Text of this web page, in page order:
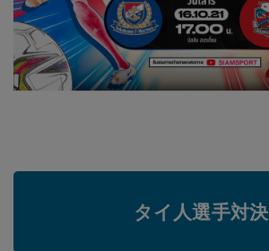
タイ人選手対決